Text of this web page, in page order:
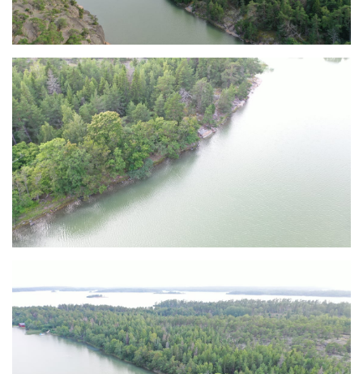
Tomtköparna måste även lösa in sig i befintlig väg
(kostnaden uppskattas till ca 900 euro).
Kort vägbeskrivning
Kör ut på Dånövägen till vändplan.
Fortsätt rakt fram över vändplanen och kör ca 280 m.
Ta av till vänster och kör ca 16 m in på gamla Dånö
byväg och sväng av ner till höger.
Efter ca 240 m finns ett markeringsband på höger
sida (i linje med råsten 21 som finns till höger ner mot
åkern).
Det är lättast att parkera bilen lite längre fram och gå
tillbaka till ovan nämnda markeringsband (det första
för det finns två vid vägen och det andra markerar
Om man går österut från det första
markeringsbandet och går upp för ett ganska brant
berg och ner på andra sidan så kommer man efter ca
210 m ner mot strandlinjen i Dånöviken (andra sidan
vägen från markeringsbandet).